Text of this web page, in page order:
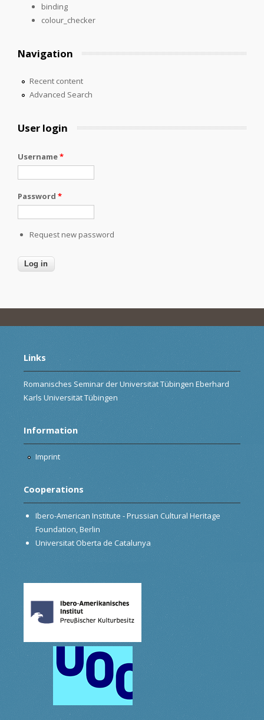
binding
colour_checker
Navigation
Recent content
Advanced Search
User login
Username*
Password *
Request new password
Links
Romanisches Seminar der Universität Tübingen Eberhard
Karls Universität Tübingen
Information
Imprint
Cooperations
Ibero-American Institute - Prussian Cultural Heritage
Foundation, Berlin
Universitat Oberta de Catalunya